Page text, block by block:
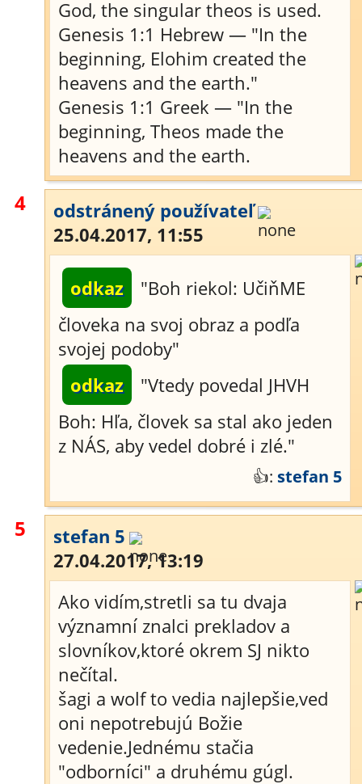
God, the singular theos is used.
Genesis 1:1 Hebrew — "In the
beginning, Elohim created the
heavens and the earth."
Genesis 1:1 Greek — "In the
beginning, Theos made the
heavens and the earth.
4
odstránený používateľ
25.04.2017, 11:55
odkaz
"Boh riekol: UčiňME
človeka na svoj obraz a podľa
svojej podoby"
odkaz
"Vtedy povedal JHVH
Boh: Hľa, človek sa stal ako jeden
z NÁS, aby vedel dobré i zlé."
👍: stefan 5
5
stefan 5
27.04.2017, 13:19
Ako vidím,stretli sa tu dvaja
významní znalci prekladov a
slovníkov,ktoré okrem SJ nikto
nečítal.
šagi a wolf to vedia najlepšie,ved
oni nepotrebujú Božie
vedenie.Jednému stačia
"odborníci" a druhému gúgl.